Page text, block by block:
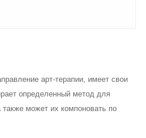
арт-терапии, имеет свои
определенный метод для
также может их компоновать по